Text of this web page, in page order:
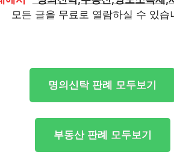
모든 글을 무료로 열람하실 수 있습
명의신탁 판례 모두보기
부동산 판례 모두보기